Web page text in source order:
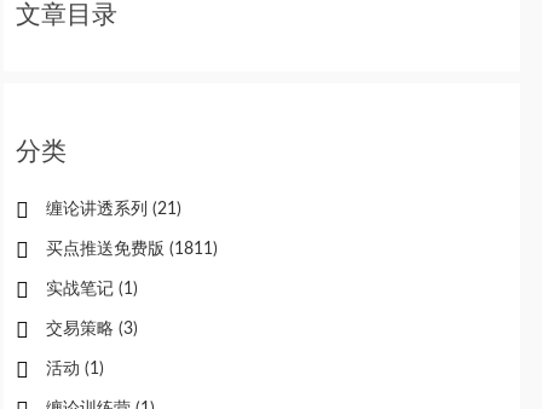
文章目录
分类
缠论讲透系列 (21)
买点推送免费版 (1811)
实战笔记 (1)
交易策略 (3)
活动 (1)